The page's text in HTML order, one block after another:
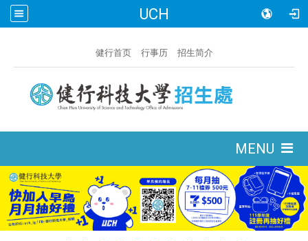
UCH
健行首页 行事历 招生简介
MENU